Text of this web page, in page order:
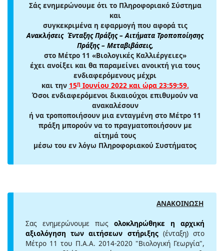
Σάς ενημερώνουμε ότι το Πληροφοριακό Σύστημα
και
συγκεκριμένα η εφαρμογή που αφορά τις
Ανακλήσεις Ένταξης Πράξης – Αιτήματα Τροποποίησης
Πράξης – Μεταβιβάσεις,
στο Μέτρο 11 «Βιολογικές Καλλιέργειες»
έχει ανοίξει και θα παραμείνει ανοικτή για τους
ενδιαφερόμενους μέχρι
και την 15ηΙουνίου 2022 και ώρα 23:59:59.
Όσοι ενδιαφερόμενοι δικαιούχοι επιθυμούν να
ανακαλέσουν
ή να τροποποιήσουν μια ενταγμένη στο Μέτρο 11
πράξη μπορούν να το πραγματοποιήσουν με
αίτημά τους
μέσω του εν λόγω Πληροφοριακού Συστήματος
ΑΝΑΚΟΙΝΩΣΗ
Σας ενημερώνουμε πως ολοκληρώθηκε η αρχική
αξιολόγηση των αιτήσεων στήριξης(ένταξη) στο
Μέτρο 11 του Π.Α.Α. 2014-2020 "Βιολογική Γεωργία",